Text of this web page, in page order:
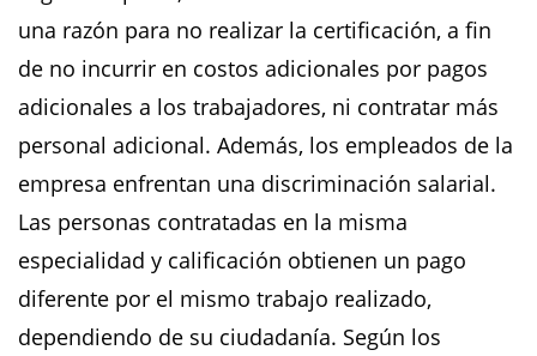
una razón para no realizar la certificación, a fin
de no incurrir en costos adicionales por pagos
adicionales a los trabajadores, ni contratar más
personal adicional. Además, los empleados de la
empresa enfrentan una discriminación salarial.
Las personas contratadas en la misma
especialidad y calificación obtienen un pago
diferente por el mismo trabajo realizado,
dependiendo de su ciudadanía. Según los